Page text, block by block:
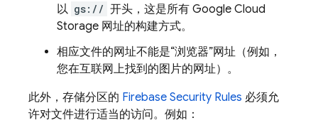
以 gs:// 开头，这是所有 Google Cloud
Storage 网址的构建方式。
相应文件的网址不能是“浏览器”网址（例如，
您在互联网上找到的图片的网址）。
此外，存储分区的 Firebase Security Rules 必须允
许对文件进行适当的访问。例如：